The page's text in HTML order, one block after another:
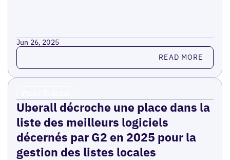
Jun 26, 2025
Read more READ MORE
Uberall décroche une place dans la
liste des meilleurs logiciels
décernés par G2 en 2025 pour la
gestion des listes locales